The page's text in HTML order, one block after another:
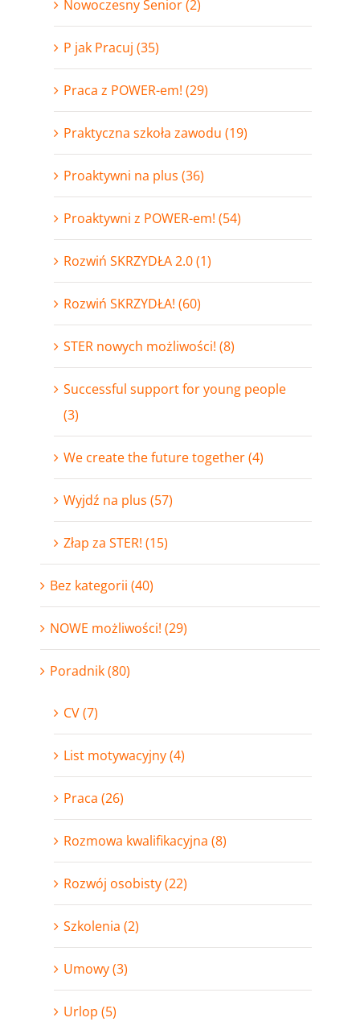
Nowoczesny Senior (2)
P jak Pracuj (35)
Praca z POWER-em! (29)
Praktyczna szkoła zawodu (19)
Proaktywni na plus (36)
Proaktywni z POWER-em! (54)
Rozwiń SKRZYDŁA 2.0 (1)
Rozwiń SKRZYDŁA! (60)
STER nowych możliwości! (8)
Successful support for young people
(3)
We create the future together (4)
Wyjdź na plus (57)
Złap za STER! (15)
Bez kategorii (40)
NOWE możliwości! (29)
Poradnik (80)
CV (7)
List motywacyjny (4)
Praca (26)
Rozmowa kwalifikacyjna (8)
Rozwój osobisty (22)
Szkolenia (2)
Umowy (3)
Urlop (5)